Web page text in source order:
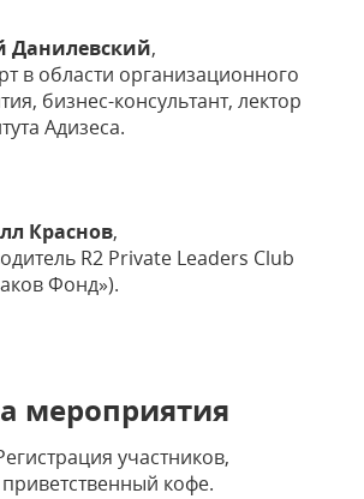
Данилевский,
в области организационного
бизнес-консультант, лектор
Адизеса.
Краснов,
R2 Private Leaders Club
Фонд»).
мероприятия
участников,
кофе.